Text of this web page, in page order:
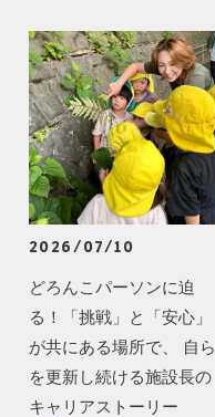
2026/07/10
どろんこパーソンに迫
る！「挑戦」と「安心」
が共にある場所で、 自ら
を更新し続ける施設長の
キャリアストーリー